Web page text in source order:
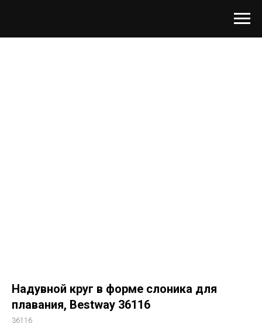
Надувной круг в форме слоника для
плавания, Bestway 36116
36116